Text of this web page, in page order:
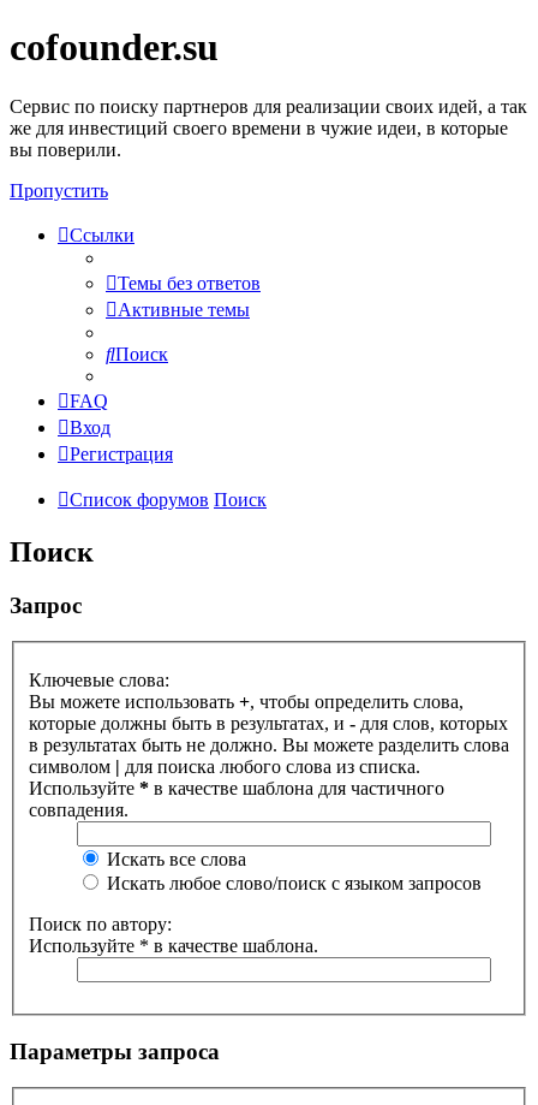
cofounder.su
Сервис по поиску партнеров для реализации своих идей, а так
же для инвестиций своего времени в чужие идеи, в которые
вы поверили.
Пропустить
Ссылки
Темы без ответов
Активные темы
Поиск
FAQ
Вход
Регистрация
Список форумов Поиск
Поиск
Запрос
Ключевые слова:
Вы можете использовать +, чтобы определить слова,
которые должны быть в результатах, и - для слов, которых
в результатах быть не должно. Вы можете разделить слова
символом | для поиска любого слова из списка.
Используйте * в качестве шаблона для частичного
совпадения.
Искать все слова
Искать любое слово/поиск с языком запросов
Поиск по автору:
Используйте * в качестве шаблона.
Параметры запроса